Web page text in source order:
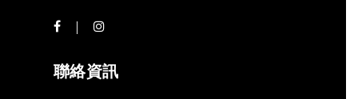
聯絡資訊